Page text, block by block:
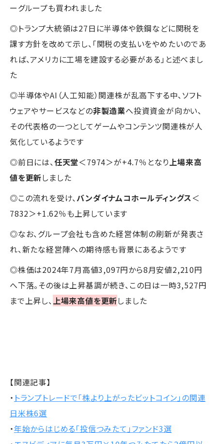
ーグループも買われました
◎トランプ大統領は27日に半導体や鉄鋼などに関税を
課す方針を改めて示し、「関税の支払いをやめたいのであ
れば、アメリカに工場を建設する必要がある」と述べまし
た
◎半導体やAI（人工知能）関連株が乱高下する中、ソフト
ウェアやサービスなどの非製造業へ投資資金が向かい、
その代表格の一つとしてゲームやコンテンツ関連株が人
気化しているようです
◎前日には、任天堂＜7974＞が+4.7％となり上場来高
値を更新しました
◎この流れを受け、バンダイナムコホールディングス＜
7832＞+1.62％も上昇しています
◎なお、グループ会社も含めた経営体制の刷新が発表さ
れ、新たな経営陣への期待感も背景にあるようです
◎株価は2024年7月高値3,097円から8月安値2,210円
へ下落。その後は上昇基調が続き、この日は一時3,527円
まで上昇し、上場来高値を更新しました
【関連記事】
・ トランプトレードで「株より上がったビットコイン」の関連
日米株6選
・年始からはじめる「投信つみたて」ファンド3選